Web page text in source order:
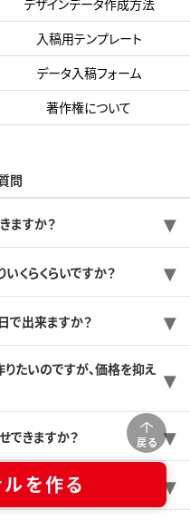
戻る
を作る
デザインデータ作成方法
入稿用テンプレート
データ入稿フォーム
著作権について
問
ますか？
くらくらいですか？
で出来ますか？
たいのですが、価格を抑え
できますか？
可能ですか？